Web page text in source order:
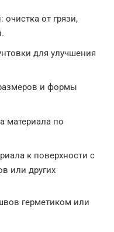
очистка от грязи,
для улучшения
и формы
материала по
к поверхности с
или других
герметиком или